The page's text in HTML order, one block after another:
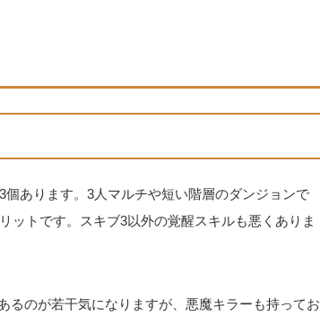
あります。3人マルチや短い階層のダンジョンで
ットです。スキブ3以外の覚醒スキルも悪くありま
るのが若干気になりますが、悪魔キラーも持ってお